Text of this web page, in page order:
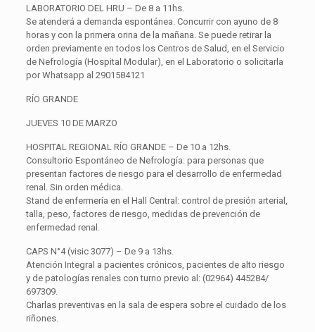
LABORATORIO DEL HRU – De 8 a 11hs.
Se atenderá a demanda espontánea. Concurrir con ayuno de 8
horas y con la primera orina de la mañana. Se puede retirar la
orden previamente en todos los Centros de Salud, en el Servicio
de Nefrología (Hospital Modular), en el Laboratorio o solicitarla
por Whatsapp al 2901584121
RÍO GRANDE
JUEVES 10 DE MARZO
HOSPITAL REGIONAL RÍO GRANDE – De 10 a 12hs.
Consultorio Espontáneo de Nefrología: para personas que
presentan factores de riesgo para el desarrollo de enfermedad
renal. Sin orden médica.
Stand de enfermería en el Hall Central: control de presión arterial,
talla, peso, factores de riesgo, medidas de prevención de
enfermedad renal.
CAPS N°4 (visic 3077) – De 9 a 13hs.
Atención Integral a pacientes crónicos, pacientes de alto riesgo
y de patologías renales con turno previo al: (02964) 445284/
697309.
Charlas preventivas en la sala de espera sobre el cuidado de los
riñones.